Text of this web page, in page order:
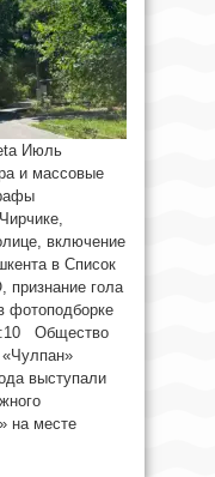
Июль
и массовые
включение
в Список
гола
Общество
выступали
на месте